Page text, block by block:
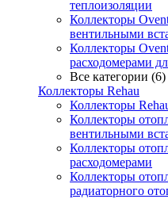
теплоизоляции
Коллекторы
вентильными
Коллекторы
расходомерами
Все категории (6)
Коллекторы Rehau
Коллекторы
Коллекторы
вентильными
Коллекторы
расходомерами
Коллекторы
радиаторного